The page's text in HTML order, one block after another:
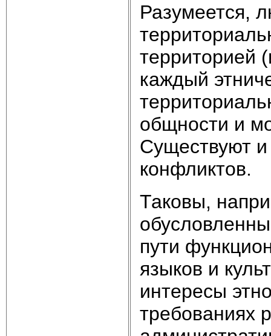
Разумеется,
территорией
каждый
общности и
Существуют и
конфликтов.
Таковы,
пути
языков и
интересы
требованиях